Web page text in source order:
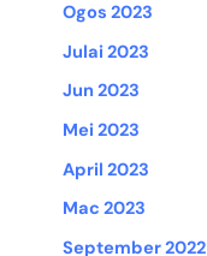
Ogos 2023
Julai 2023
Jun 2023
Mei 2023
April 2023
Mac 2023
September 2022